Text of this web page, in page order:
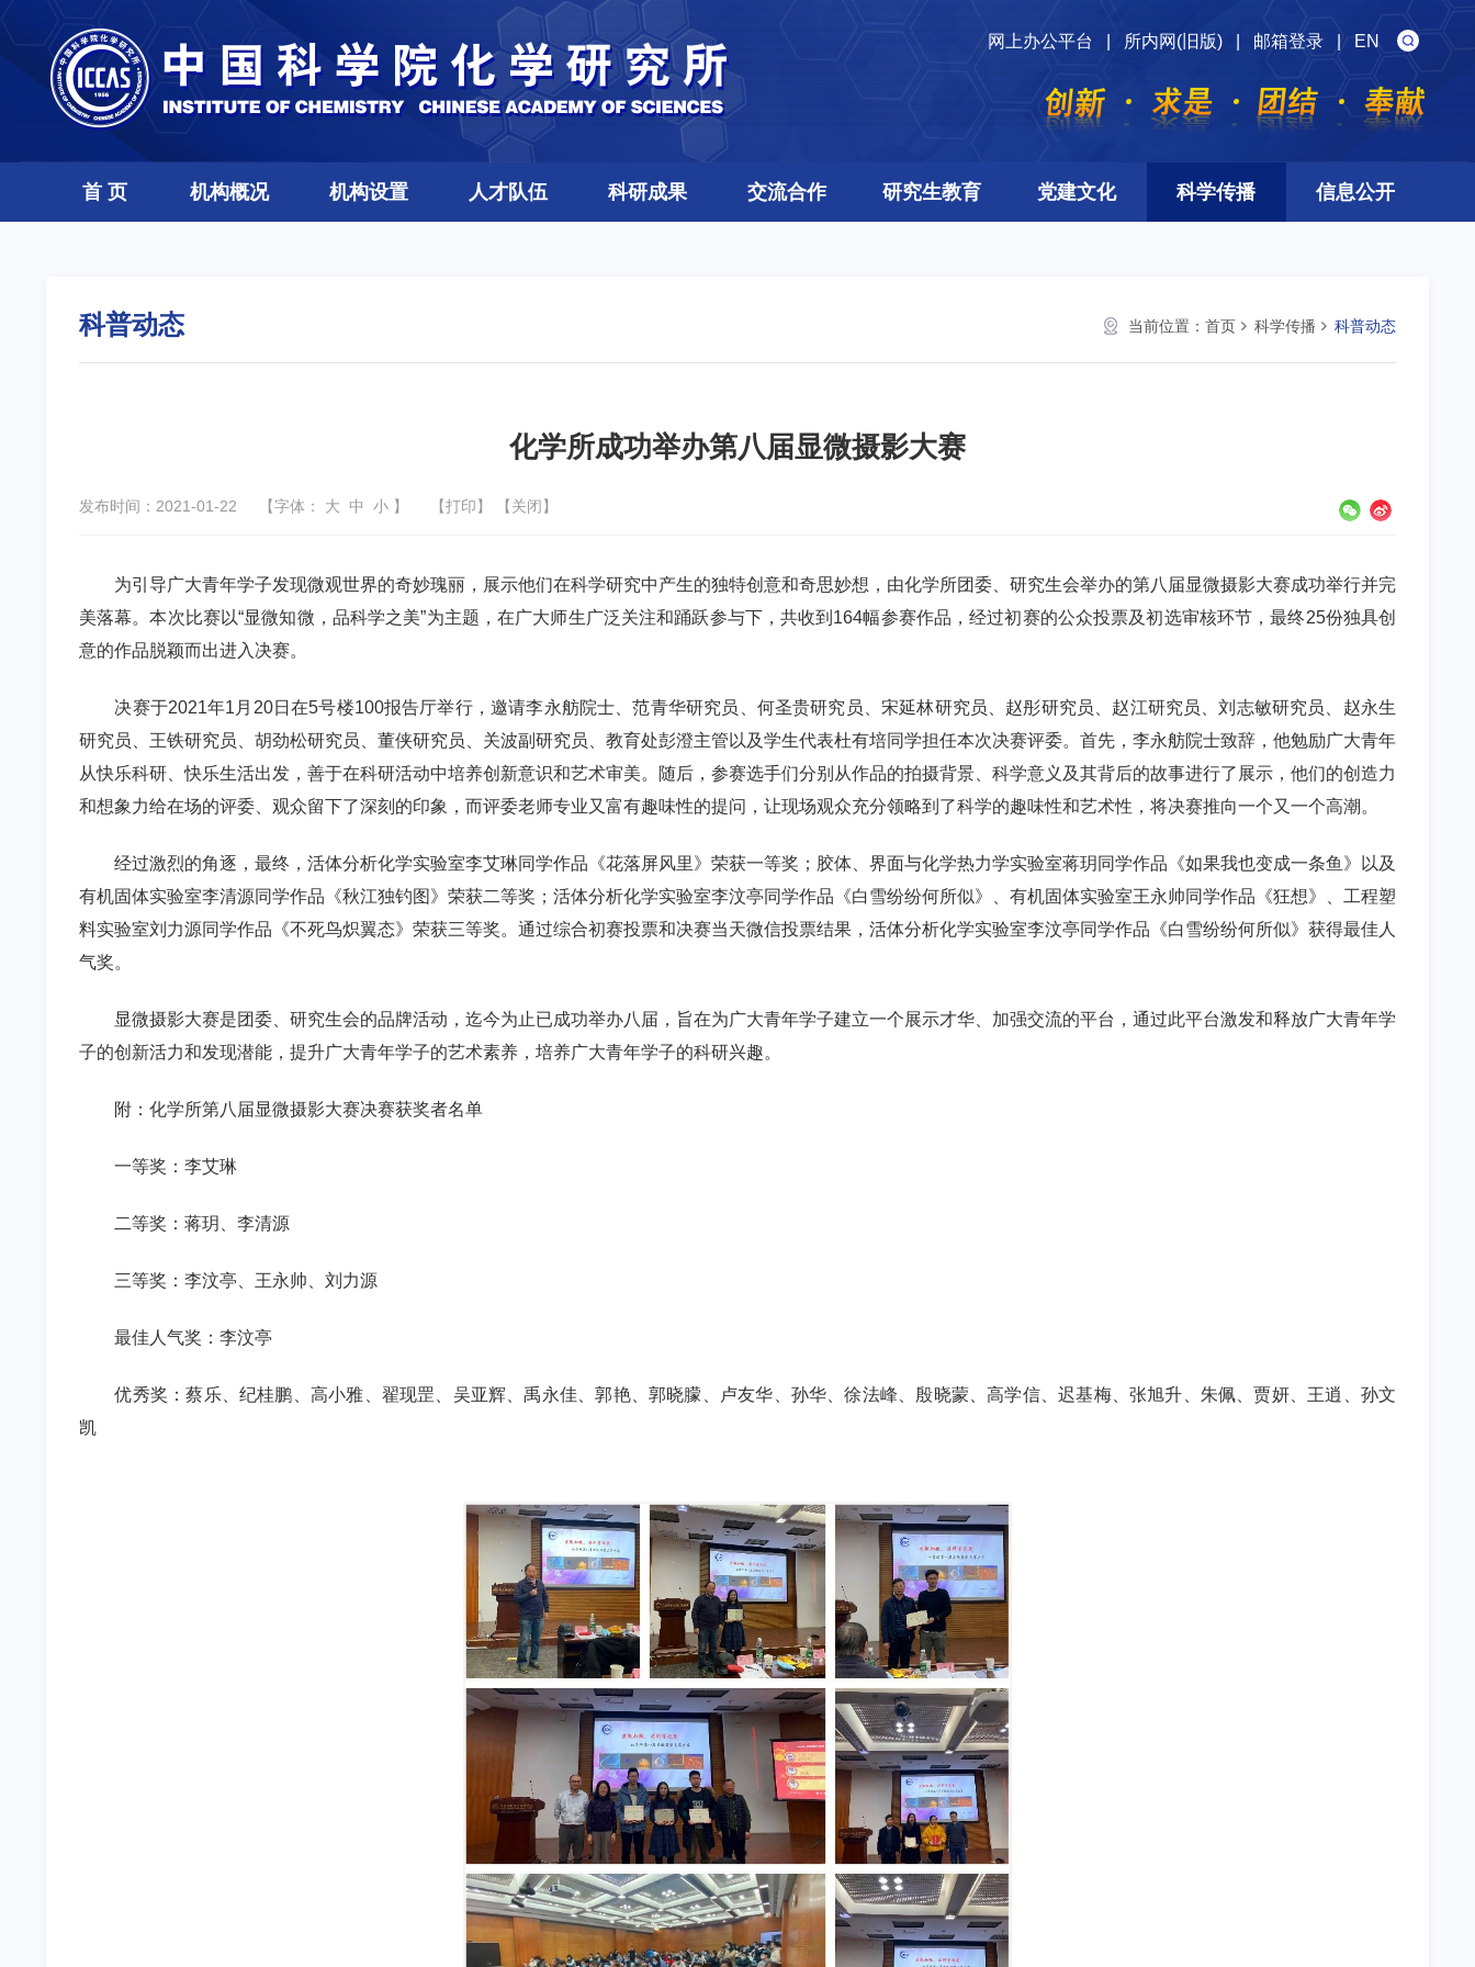
网上办公平台 所内网(旧版) 邮箱登录 |EN
首 页 机构概况 机构设置 人才队伍 科研成果 交流合作 研究生教育 党建文化 科学传播 信息公开
当前位置： 首页 科学传播 科普动态
科普动态
化学所成功举办第八届显微摄影大赛
发布时间：2021-01-22 【字体： 大 中 小 】 【打印】 【关闭】
为引导广大青年学子发现微观世界的奇妙瑰丽，展示他们在科学研究中产生的独特创意和奇思妙想，由化学所团委、研究生会举办的第八届显微摄影大赛成功举行并完
美落幕。本次比赛以“显微知微，品科学之美”为主题，在广大师生广泛关注和踊跃参与下，共收到 164幅参赛作品，经过初赛的公众投票及初选审核环节，最终25份独具创
意的作品脱颖而出进入决赛。
决赛于2021年1 月 20日在5号楼100报告厅举行，邀请李永舫院士、范青华研究员、何圣贵研究员、宋延林研究员、赵彤研究员、赵江研究员、刘志敏研究员、赵永生
研究员、王铁研究员、胡劲松研究员、董侠研究员、关波副研究员、教育处彭澄主管以及学生代表杜有培同学担任本次决赛评委。首先，李永舫院士致辞，他勉励广大青年
从快乐科研、快乐生活出发，善于在科研活动中培养创新意识和艺术审美。随后，参赛选手们分别从作品的拍摄背景、科学意义及其背后的故事进行了展示，他们的创造力
和想象力给在场的评委、观众留下了深刻的印象，而评委老师专业又富有趣味性的提问，让现场观众充分领略到了科学的趣味性和艺术性，将决赛推向一个又一个高潮。
经过激烈的角逐，最终，活体分析化学实验室李艾琳同学作品《花落屏风里》荣获一等奖；胶体、界面与化学热力学实验室蒋玥同学作品《如果我也变成一条鱼》以及
有机固体实验室李清源同学作品《秋江独钓图》荣获二等奖； 活体分析化学实验室李汶亭同学作品《白雪纷纷何所似》、有机固体实验室王永帅同学作品《狂想》、工程塑
料实验室刘力源同学作品《不死鸟炽翼态》荣获三等奖。通过综合初赛投票和决赛当天微信投票结果， 活体分析化学实验室李汶亭同学作品《白雪纷纷何所似》 获得最佳人
气奖。
显微摄影大赛是团委、研究生会的品牌活动，迄今为止已成功举办八届，旨在为广大青年学子建立一个展示才华、加强交流的平台，通过此平台激发和释放广大青年学
子的创新活力和发现潜能，提升广大青年学子的艺术素养，培养广大青年学子的科研兴趣。
附：化学所第八届显微摄影大赛决赛获奖者名单
一等奖：李艾琳
二等奖：蒋玥、李清源
三等奖： 李汶亭 王永帅 、刘力源
最佳人气奖： 李汶亭
优秀奖：蔡乐、纪桂鹏、高小雅、翟现罡、吴亚辉、禹永佳、郭艳、郭晓朦、卢友华、孙华、徐法峰、殷晓蒙、高学信、迟基梅、张旭升、朱佩、贾妍、王逍、孙文
凯